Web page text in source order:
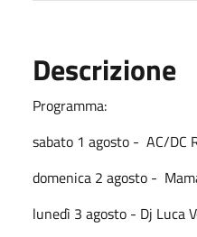
Descrizione
Programma:
sabato 1 agosto - AC/DC
domenica 2 agosto -
lunedì 3 agosto - Dj Luca